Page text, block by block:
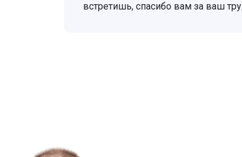
встретишь, спасибо вам за ваш